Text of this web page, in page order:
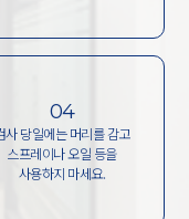
04
사 당일에는 머리를 감고
스프레이나 오일 등을
사용하지 마세요.